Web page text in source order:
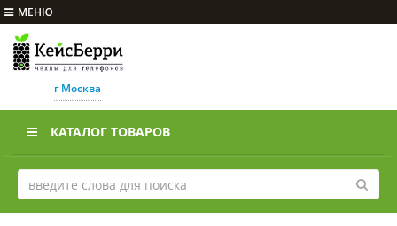
МЕНЮ
г Москва
КАТАЛОГ ТОВАРОВ